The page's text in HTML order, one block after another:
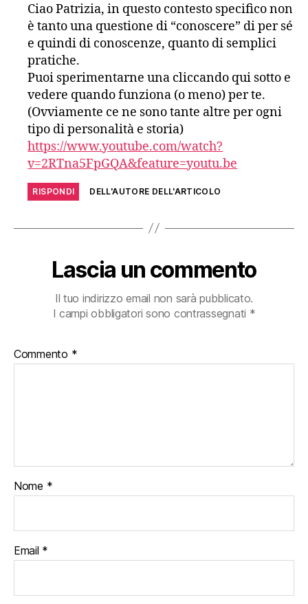
Anti-Spam by CleanTalk
Ciao Patrizia, in questo contesto specifico non
è tanto una questione di “conoscere” di per sé
e quindi di conoscenze, quanto di semplici
pratiche.
Puoi sperimentarne una cliccando qui sotto e
vedere quando funziona (o meno) per te.
(Ovviamente ce ne sono tante altre per ogni
tipo di personalità e storia)
https://www.youtube.com/watch?
v=2RTna5FpGQA&feature=youtu.be
RISPONDI DELL'AUTORE DELL'ARTICOLO
Lascia un commento
Il tuo indirizzo email non sarà pubblicato.
I campi obbligatori sono contrassegnati *
Commento *
Nome *
Email *